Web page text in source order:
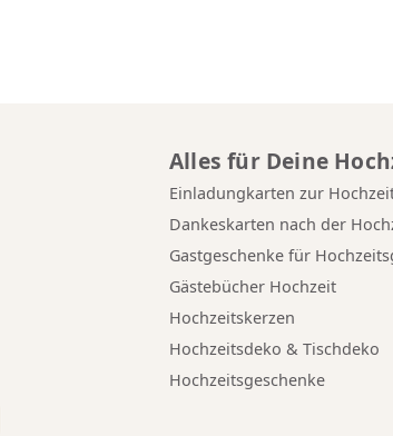
Alles für Deine
Einladungkarten zur
Dankeskarten nach der
Gastgeschenke für
Gästebücher Hochzeit
Hochzeitskerzen
Hochzeitsdeko & Tischdeko
Hochzeitsgeschenke